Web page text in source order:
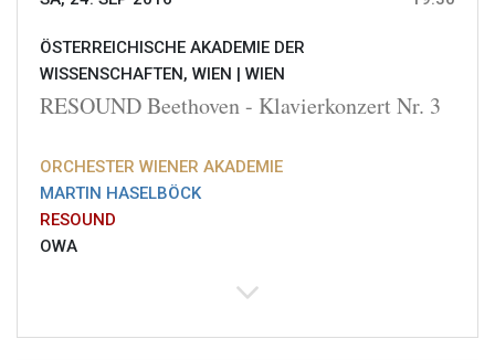
ÖSTERREICHISCHE AKADEMIE DER
WISSENSCHAFTEN, WIEN | WIEN
RESOUND Beethoven - Klavierkonzert Nr. 3
ORCHESTER WIENER AKADEMIE
MARTIN HASELBÖCK
RESOUND
OWA